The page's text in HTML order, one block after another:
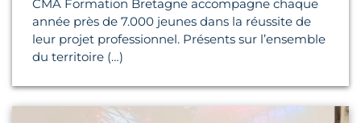
CMA Formation Bretagne accompagne chaque
année près de 7.000 jeunes dans la réussite de
leur projet professionnel. Présents sur l’ensemble
du territoire (…)